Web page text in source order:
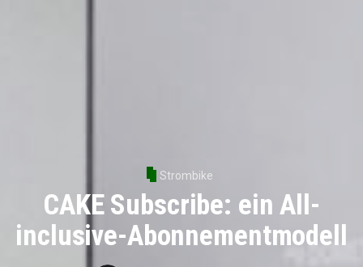
Strombike
CAKE Subscribe: ein All-
inclusive-Abonnementmodell